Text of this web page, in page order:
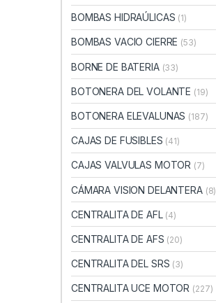
BOMBAS HIDRAÚLICAS (1)
BOMBAS VACIO CIERRE (53)
BORNE DE BATERIA (33)
BOTONERA DEL VOLANTE (19)
BOTONERA ELEVALUNAS (187)
CAJAS DE FUSIBLES (41)
CAJAS VALVULAS MOTOR (7)
CÁMARA VISION DELANTERA (8)
CENTRALITA DE AFL (4)
CENTRALITA DE AFS (20)
CENTRALITA DEL SRS (3)
CENTRALITA UCE MOTOR (227)